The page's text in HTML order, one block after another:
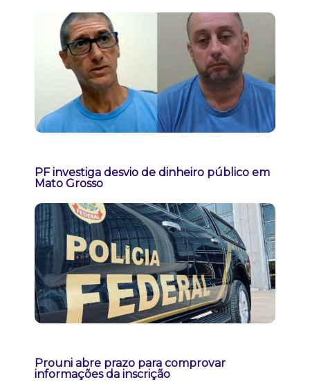
PF investiga desvio de dinheiro público em
Mato Grosso
Prouni abre prazo para comprovar
informações da inscrição